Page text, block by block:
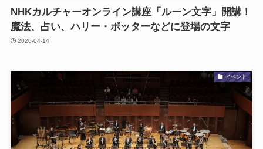
NHKカルチャーオンライン講座「ルーン文字」開講！
魔法、占い、ハリー・ポッターなどに登場の文字
2026-04-14
イベント